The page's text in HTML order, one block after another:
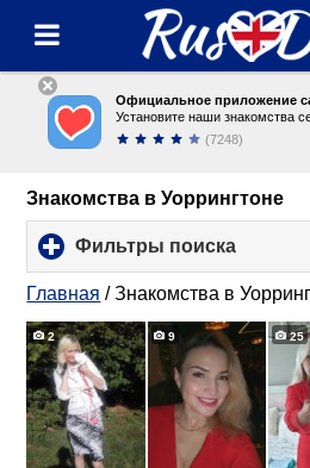
Официальное приложение
Установите наши знакомства
(7248)
Знакомства в Уоррингтоне
Фильтры поиска
to
expand
Главная /Знакомства в
2 9 25